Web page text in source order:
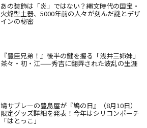
あの装飾は「炎」ではない？縄文時代の国宝・
火焔型土器、5000年前の人々が刻んだ謎とデザ
インの秘密
『豊臣兄弟！』後半の鍵を握る「浅井三姉妹」
茶々・初・江——秀吉に翻弄された波乱の生涯
鳩サブレーの豊島屋が『鳩の日』（8月10日）
限定グッズ詳細を発表！今年はシリコンポーチ
「はとっこ」